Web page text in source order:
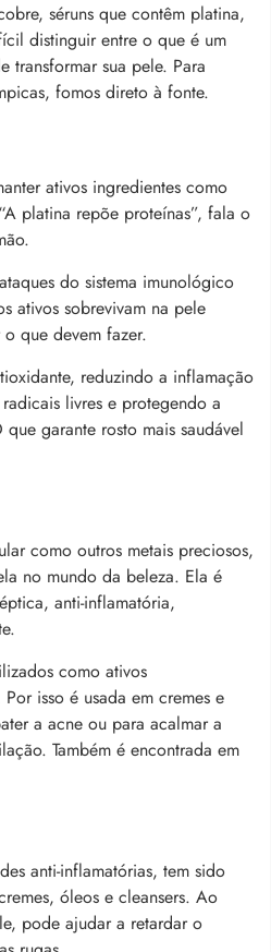
séruns que contêm platina,
distinguir entre o que é um
transformar sua pele. Para
fomos direto à fonte.
ativos ingredientes como
platina repõe proteínas”, fala o
do sistema imunológico
ativos sobrevivam na pele
que devem fazer.
reduzindo a inflamação
livres e protegendo a
garante rosto mais saudável
como outros metais preciosos,
no mundo da beleza. Ela é
anti-inflamatória,
como ativos
isso é usada em cremes e
a acne ou para acalmar a
Também é encontrada em
anti-inflamatórias, tem sido
óleos e cleansers. Ao
pode ajudar a retardar o